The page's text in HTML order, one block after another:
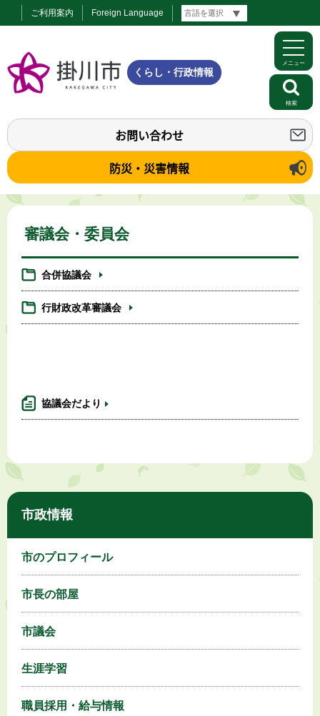
ご利用案内 Foreign Language
くらし・行政情報
お問い合わせ
防災・災害情報
メニュー
検索
審議会・委員会
合併協議会
行財政改革審議会
協議会だより
市政情報
市のプロフィール
市長の部屋
市議会
生涯学習
職員採用・給与情報